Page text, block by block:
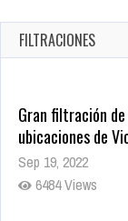
Oct 20, 2025
1379 Views
FILTRACIONES
Gran filtración de
ubicaciones de
Sep 19, 2022
6484 Views